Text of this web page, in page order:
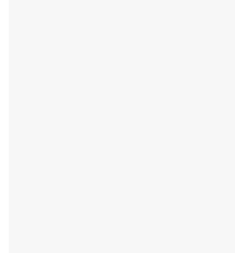
iranischer Diplomat der
weil er einen
Stellvertreterzelle in Europa
verdeutlichte, wie
staatlich geförderten
Sanktionsumgehung liefern
Netzwerke die notwendigen
Kommunikationswege und
Agenten wie Reza Dindar –
umfangreiches